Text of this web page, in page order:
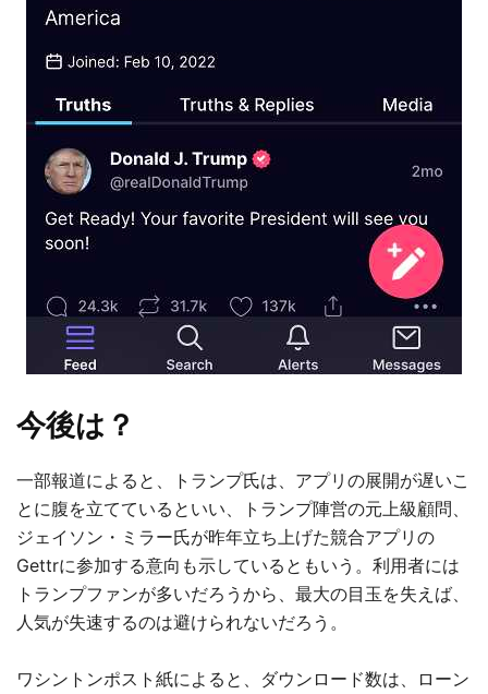
今後は？
一部報道によると、トランプ氏は、アプリの展開が遅いこ
とに腹を立てているといい、トランプ陣営の元上級顧問、
ジェイソン・ミラー氏が昨年立ち上げた競合アプリの
Gettrに参加する意向も示しているともいう。利用者には
トランプファンが多いだろうから、最大の目玉を失えば、
人気が失速するのは避けられないだろう。
ワシントンポスト紙によると、ダウンロード数は、ローン